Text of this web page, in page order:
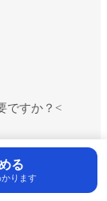
ですか？<
る
ります